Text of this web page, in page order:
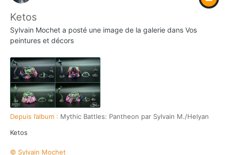
Ketos
Sylvain Mochet a posté une image de la galerie dans Vos
peintures et décors
Depuis l’album : Mythic Battles: Pantheon par Sylvain M./Helyan
Ketos
© Sylvain Mochet